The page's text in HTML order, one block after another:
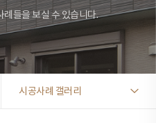
들을 보실 수 있습니다.
시공사례 갤러리